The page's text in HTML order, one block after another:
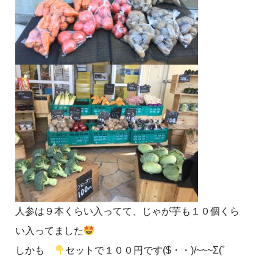
人参は９本くらい入ってて、じゃが芋も１０個くら
い入ってました
しかも
セットで１００円です($・・)/~~~Σ(ﾟ